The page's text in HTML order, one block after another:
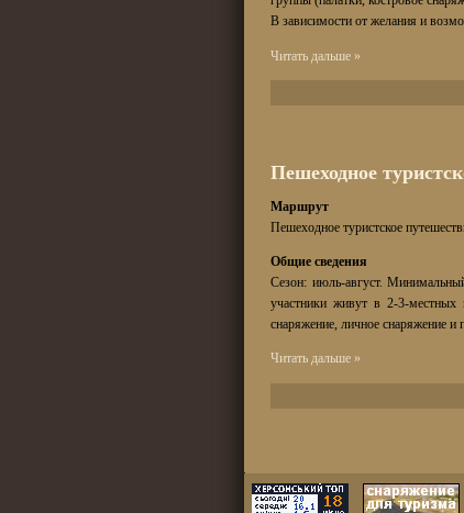
В зависимости от желания и
Читать дальше »
Пешеходное
Маршрут
Пешеходное туристское
Общие сведения
Сезон: июль-август.
участники живут в 2-3-местных
снаряжение, личное снаряжение и
Читать дальше »